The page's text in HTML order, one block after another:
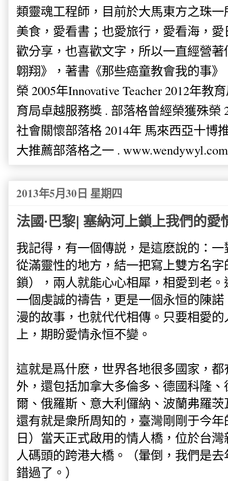
類靈魂工程師，目前於大馬東方之珠
美食，愛看書；也愛旅行，愛看海，
歡分享，也喜歡文字，所以一直經營
翺翔》，著書《那些癌童教會我的事
榮 2005年Innovative Teacher 2012年教
育局卓越服務獎 . 部落格曾經榮獲殊榮
社會關懷部落格 2014年 馬來西亞十博
大推薦部落格之一 . www.wendywyl.com
2013年5月30日 星期四
法國·巴黎| 塞納河上鎖上我們的愛
我記得，有一個傳説，是這麽說的：
從滿靈性的地方，結一把寫上雙方名字
鎖），兩人就能心心相犀，相愛到老
一個虔誠的禱告，更是一個永恒的陳
漫的故事，也就代代相傳。只要相愛
上，期盼愛情永恒不變。
這就是爲什麽，世界各地很多國家，
外，還包括加拿大多倫多、德國科隆
爾、俄羅斯、意大利儸納、波蘭弗羅
還有就是衆所周知的，臺灣剛剛于今年
日）當天正式啟用的情人橋，位於台
人碼頭的跨港大橋。（暈倒，我們是
錯過了。）